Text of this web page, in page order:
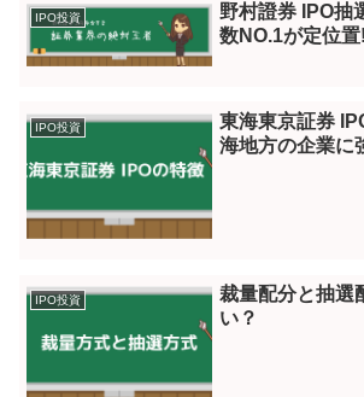
IPO投資
野村證券 IPO
数NO.1が定位置
IPO投資
東海東京証券
海地方の企業に
IPO投資
裁量配分と抽選
い？